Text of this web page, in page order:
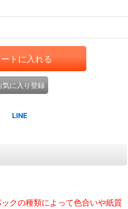
トに入れる
気に入り登録
クの種類によって色合いや紙質